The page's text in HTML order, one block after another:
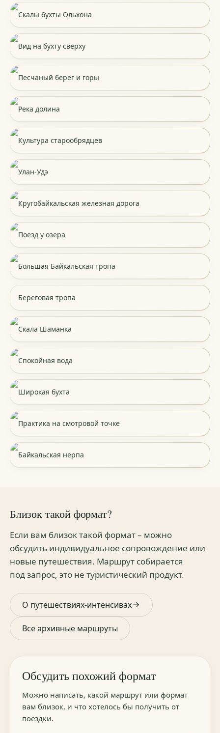
Скалы бухты Ольхона
Вид на бухту сверху
Песчаный берег и горы
Река долина
Культура старообрядцев
Улан-Удэ
Кругобайкальская железная дорога
Поезд у озера
Большая Байкальская тропа
Береговая тропа
Скала Шаманка
Спокойная вода
Широкая бухта
Практика на смотровой точке
Байкальская нерпа
Близок такой формат?
Если вам близок такой формат – можно
обсудить индивидуальное сопровождение или
новые путешествия. Маршрут собирается
под запрос, это не туристический продукт.
О путешествиях-интенсивах
Все архивные маршруты
Обсудить похожий формат
Можно написать, какой маршрут или формат
вам близок, и что хотелось бы получить от
поездки.